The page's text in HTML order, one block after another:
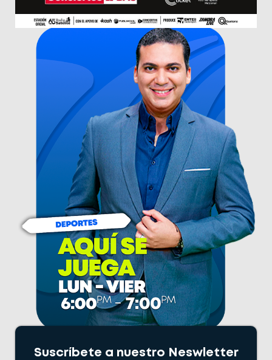
Suscríbete a nuestro Neswletter